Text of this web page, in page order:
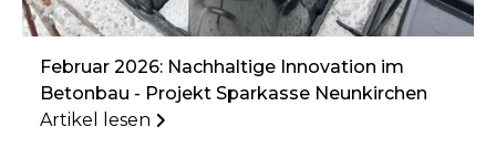
Februar 2026: Nachhaltige Innovation im
Betonbau - Projekt Sparkasse Neunkirchen
Artikel lesen